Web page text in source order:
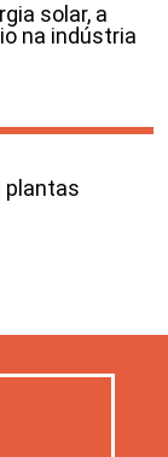
solar, a
na indústria
plantas